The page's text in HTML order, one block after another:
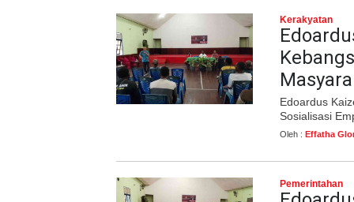
Kerakyatan
Edoardus
Sosialisasi
Oleh : Effatha
Pemerintahan